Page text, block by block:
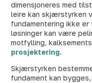
dimensjoneres med
leire kan skjærstyrken
fundamentering ikke
løsninger kan være
motfylling,
prosjektering.
Skjærstyrken
fundament kan